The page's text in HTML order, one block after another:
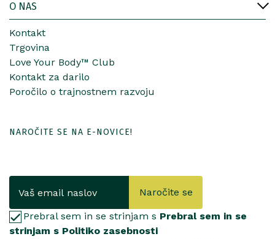
O NAS
Kontakt
Trgovina
Love Your Body™ Club
Kontakt za darilo
Poročilo o trajnostnem razvoju
NAROČITE SE NA E-NOVICE!
Naročite se
Prebral sem in se strinjam s Prebral sem in se
strinjam s Politiko zasebnosti